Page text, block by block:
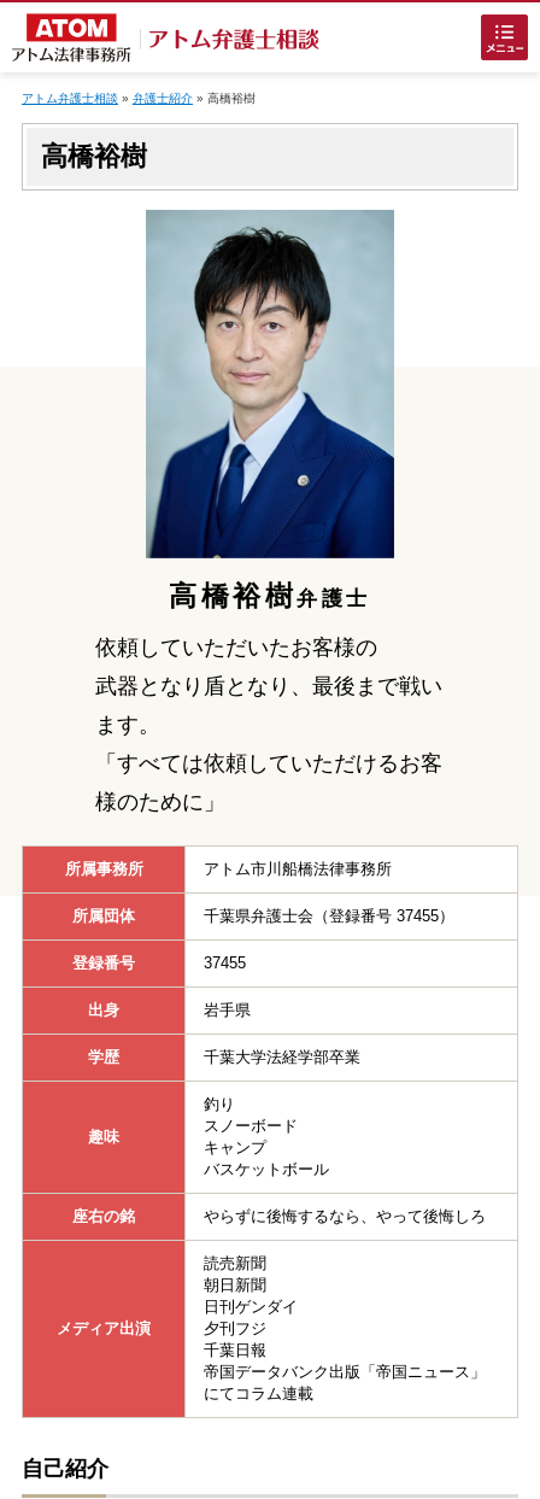
ホームに戻る
でお困りの方
刑事事件の無料相談
接見・面会を弁護士に依頼
刑事事件を示談で解決したい
アトムについて 知りたい方
弁護士紹介
弁護士費用
アクセス
解決実績
ご依頼者からのお手紙
無料相談の口コミ評判
刑事事件について 知りたい方
刑事事件データベース
アトム弁護士相談 » 弁護士紹介» 高橋裕樹
高橋裕樹
高橋裕樹弁護士
依頼していただいたお客様の
武器となり盾となり、最後まで戦い
ます。
「すべては依頼していただけるお客
様のために」
所属事務所 アトム市川船橋法律事務所
所属団体 千葉県弁護士会（登録番号 37455）
登録番号 37455
出身 岩手県
学歴 千葉大学法経学部卒業
趣味
釣り
スノーボード
キャンプ
バスケットボール
座右の銘 やらずに後悔するなら、やって後悔しろ
メディア出演
読売新聞
朝日新聞
日刊ゲンダイ
夕刊フジ
千葉日報
帝国データバンク出版「帝国ニュース」
にてコラム連載
自己紹介